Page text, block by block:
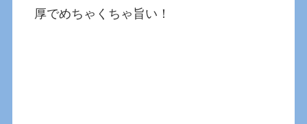
厚でめちゃくちゃ旨い！